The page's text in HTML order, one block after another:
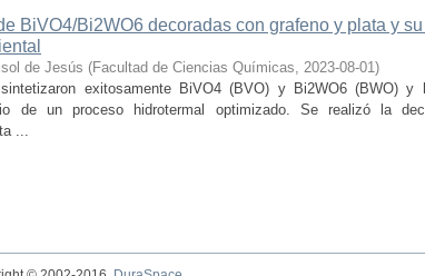
BiVO4/Bi2WO6 decoradas con grafeno y plata y
de Jesús (Facultad de Ciencias Químicas, 2023-08-01)
exitosamente BiVO4 (BVO) y Bi2WO6 (BWO) y
de un proceso hidrotermal optimizado. Se realizó la
...